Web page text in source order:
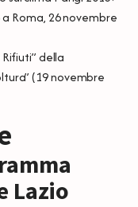
Roma, 26 novembre
della
(19 novembre
Lazio